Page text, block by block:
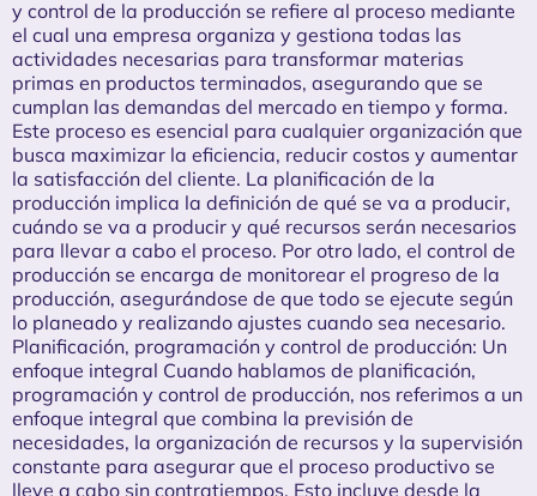
y control de la producción se refiere al proceso mediante
el cual una empresa organiza y gestiona todas las
actividades necesarias para transformar materias
primas en productos terminados, asegurando que se
cumplan las demandas del mercado en tiempo y forma.
Este proceso es esencial para cualquier organización que
busca maximizar la eficiencia, reducir costos y aumentar
la satisfacción del cliente. La planificación de la
producción implica la definición de qué se va a producir,
cuándo se va a producir y qué recursos serán necesarios
para llevar a cabo el proceso. Por otro lado, el control de
producción se encarga de monitorear el progreso de la
producción, asegurándose de que todo se ejecute según
lo planeado y realizando ajustes cuando sea necesario.
Planificación, programación y control de producción: Un
enfoque integral Cuando hablamos de planificación,
programación y control de producción, nos referimos a un
enfoque integral que combina la previsión de
necesidades, la organización de recursos y la supervisión
constante para asegurar que el proceso productivo se
lleve a cabo sin contratiempos. Esto incluye desde la